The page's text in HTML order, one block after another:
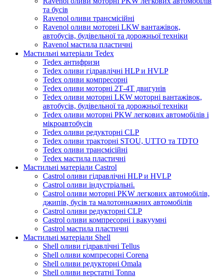
та бусів
Ravenol оливи трансмісійні
Ravenol оливи моторні LKW вантажівок,
автобусів, будівельної та дорожньої техніки
Ravenol мастила пластичні
Мастильні матеріали Tedex
Tedex антифризи
Tedex оливи гідравлічні HLP и HVLP
Tedex оливи компресорні
Tedex оливи моторні 2Т-4Т двигунів
Tedex оливи моторні LKW моторні вантажівок,
автобусів, будівельної та дорожньої техніки
Tedex оливи моторні PKW легкових автомобілів і
мікроавтобусів
Tedex оливи редукторні CLP
Tedex оливи тракторні STOU, UTTO та TDTO
Tedex оливи трансмісійні
Tedex мастила пластичні
Мастильні матеріали Castrol
Castrol оливи гідравлічні HLP и HVLP
Castrol оливи індустріальні.
Castrol оливи моторні PKW легкових автомобілів,
джипів, бусів та малотоннажних автомобілів
Castrol оливи редукторні CLP
Castrol оливи компресорні і вакуумні
Castrol мастила пластичні
Мастильні матеріали Shell
Shell оливи гідравлічні Tellus
Shell оливи компресорні Corena
Shell оливи редукторні Omala
Shell оливи верстатні Tonna